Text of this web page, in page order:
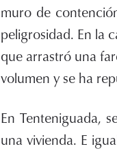
muro de
peligrosidad. En la
que arrastró una
volumen y se ha
En Tenteniguada,
una vivienda. E